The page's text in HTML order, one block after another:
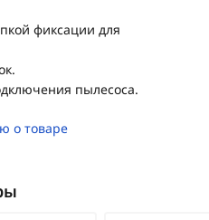
фиксации для
пылесоса.
о товаре